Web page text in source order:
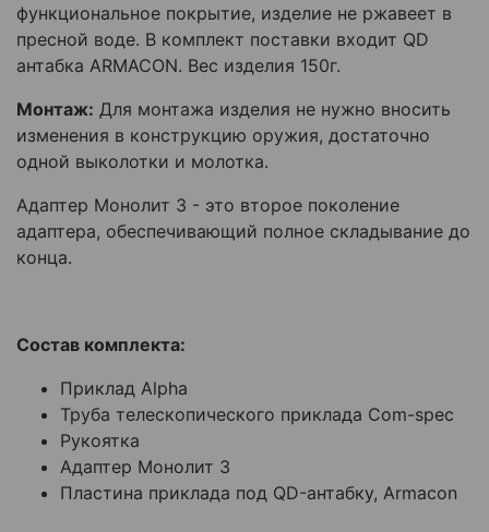
функциональное покрытие, изделие не ржавеет в
пресной воде. В комплект поставки входит QD
антабка ARMACON. Вес изделия 150г.
Монтаж: Для монтажа изделия не нужно вносить
изменения в конструкцию оружия, достаточно
одной выколотки и молотка.
Адаптер Монолит 3 - это второе поколение
адаптера, обеспечивающий полное складывание до
конца.
Состав комплекта:
Приклад Alpha
Труба телескопического приклада Com-spec
Рукоятка
Адаптер Монолит 3
Пластина приклада под QD-антабку, Armacon